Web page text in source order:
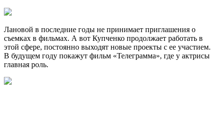
Лановой в последние годы не принимает приглашения о
съемках в фильмах. А вот Купченко продолжает работать в
этой сфере, постоянно выходят новые проекты с ее участием.
В будущем году покажут фильм «Телеграмма», где у актрисы
главная роль.